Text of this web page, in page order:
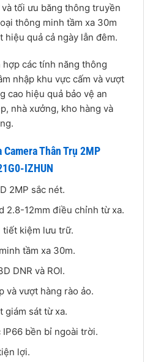
tối ưu băng thông truyền
thông minh tầm xa 30m
hiệu quả cả ngày lẫn đêm.
các tính năng thông
nhập khu vực cấm và vượt
cao hiệu quả bảo vệ an
nhà xưởng, kho hàng và
Thân Trụ 2MP
IZHUN
2MP sắc nét.
2.8-12mm điều chỉnh từ xa.
tiết kiệm lưu trữ.
tầm xa 30m.
DNR và ROI.
và vượt hàng rào ảo.
giám sát từ xa.
bền bỉ ngoài trời.
lợi.